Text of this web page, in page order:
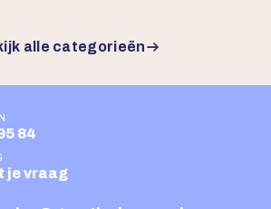
alle categorieën
84
je vraag